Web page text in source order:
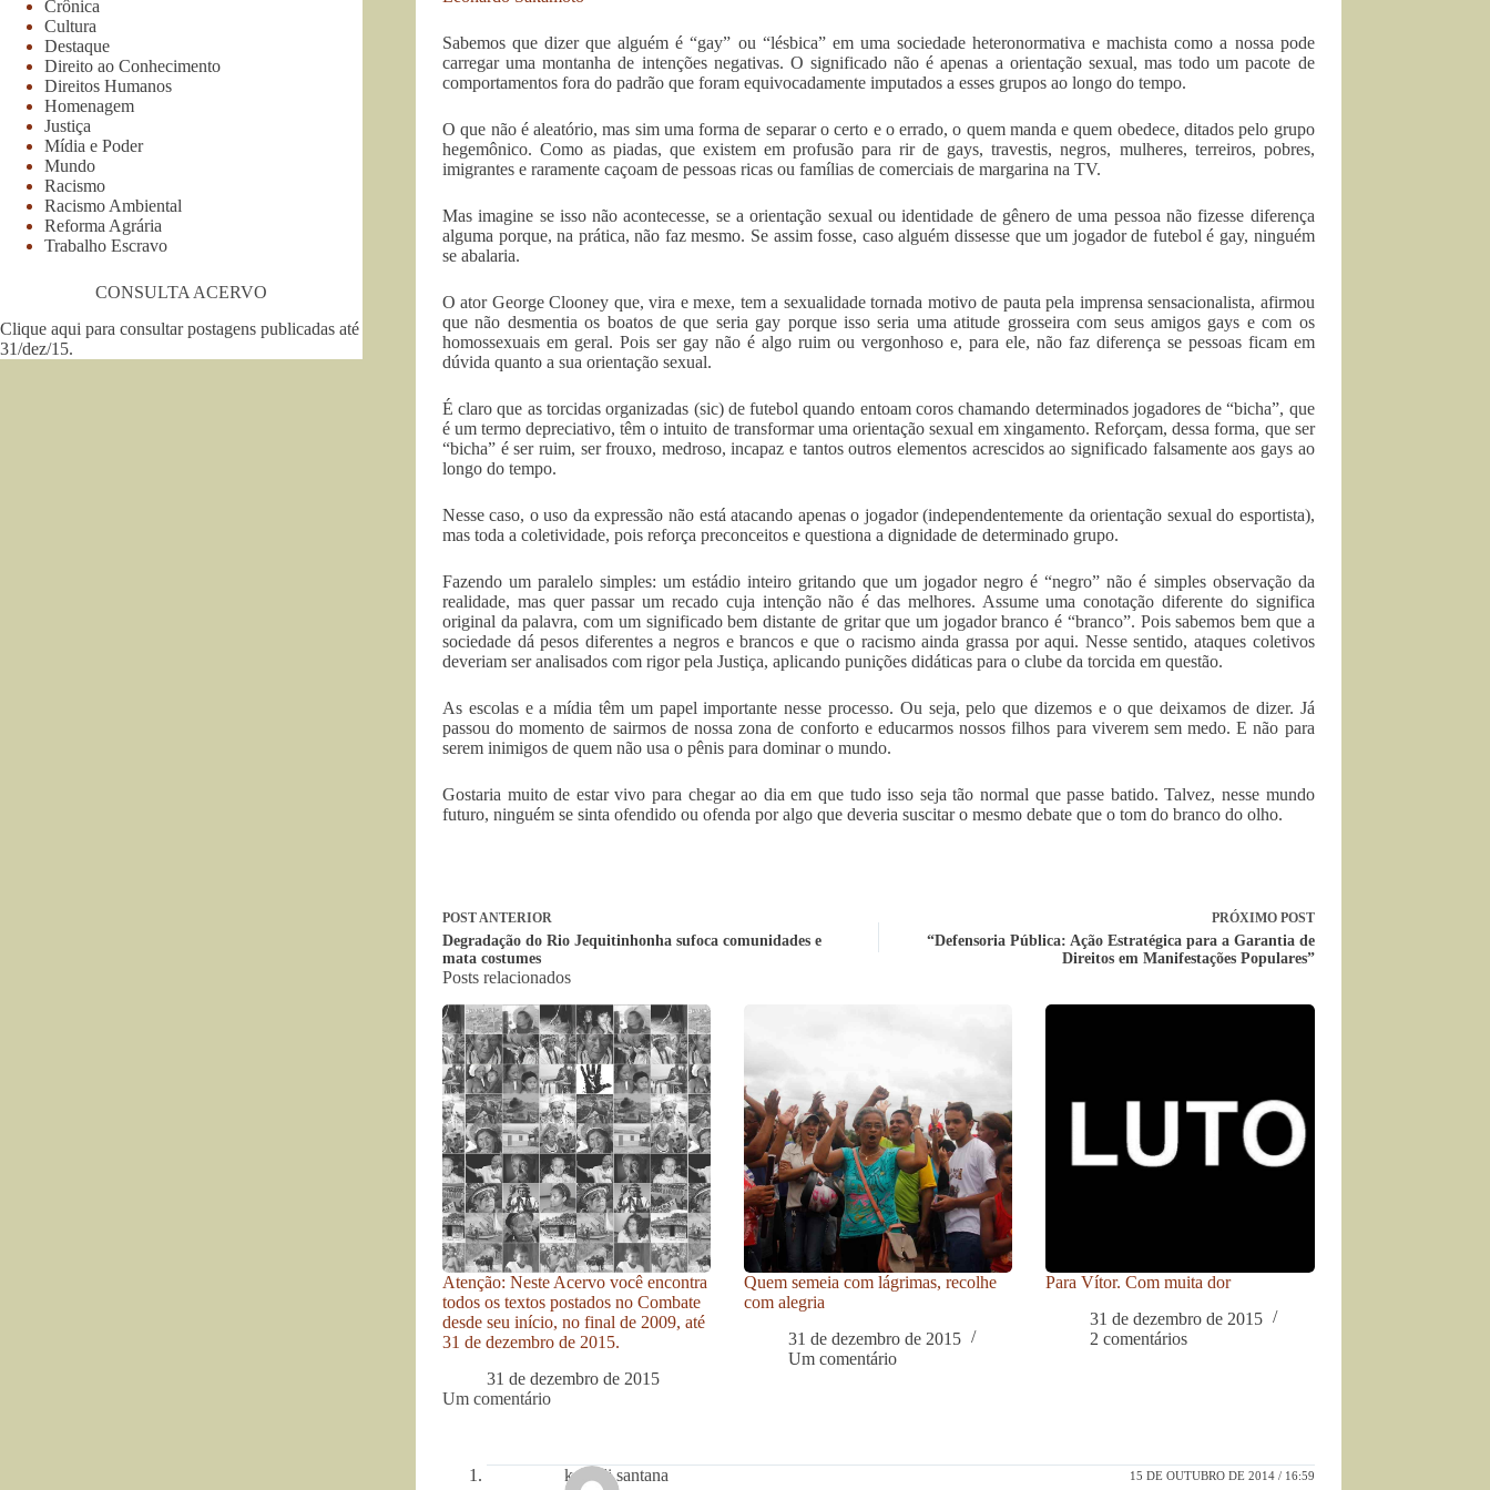
Sabemos que dizer que alguém é “gay” ou “lésbica” em uma sociedade heteronormativa e machista como a nossa pode
carregar uma montanha de intenções negativas. O significado não é apenas a orientação sexual, mas todo um pacote de
comportamentos fora do padrão que foram equivocadamente imputados a esses grupos ao longo do tempo.
O que não é aleatório, mas sim uma forma de separar o certo e o errado, o quem manda e quem obedece, ditados pelo grupo
hegemônico. Como as piadas, que existem em profusão para rir de gays, travestis, negros, mulheres, terreiros, pobres,
imigrantes e raramente caçoam de pessoas ricas ou famílias de comerciais de margarina na TV.
Mas imagine se isso não acontecesse, se a orientação sexual ou identidade de gênero de uma pessoa não fizesse diferença
alguma porque, na prática, não faz mesmo. Se assim fosse, caso alguém dissesse que um jogador de futebol é gay, ninguém
se abalaria.
O ator George Clooney que, vira e mexe, tem a sexualidade tornada motivo de pauta pela imprensa sensacionalista, afirmou
que não desmentia os boatos de que seria gay porque isso seria uma atitude grosseira com seus amigos gays e com os
homossexuais em geral. Pois ser gay não é algo ruim ou vergonhoso e, para ele, não faz diferença se pessoas ficam em
dúvida quanto a sua orientação sexual.
É claro que as torcidas organizadas (sic) de futebol quando entoam coros chamando determinados jogadores de “bicha”, que
é um termo depreciativo, têm o intuito de transformar uma orientação sexual em xingamento. Reforçam, dessa forma, que ser
“bicha” é ser ruim, ser frouxo, medroso, incapaz e tantos outros elementos acrescidos ao significado falsamente aos gays ao
longo do tempo.
Nesse caso, o uso da expressão não está atacando apenas o jogador (independentemente da orientação sexual do esportista),
mas toda a coletividade, pois reforça preconceitos e questiona a dignidade de determinado grupo.
Fazendo um paralelo simples: um estádio inteiro gritando que um jogador negro é “negro” não é simples observação da
realidade, mas quer passar um recado cuja intenção não é das melhores. Assume uma conotação diferente do significa
original da palavra, com um significado bem distante de gritar que um jogador branco é “branco”. Pois sabemos bem que a
sociedade dá pesos diferentes a negros e brancos e que o racismo ainda grassa por aqui. Nesse sentido, ataques coletivos
deveriam ser analisados com rigor pela Justiça, aplicando punições didáticas para o clube da torcida em questão.
As escolas e a mídia têm um papel importante nesse processo. Ou seja, pelo que dizemos e o que deixamos de dizer. Já
passou do momento de sairmos de nossa zona de conforto e educarmos nossos filhos para viverem sem medo. E não para
serem inimigos de quem não usa o pênis para dominar o mundo.
Gostaria muito de estar vivo para chegar ao dia em que tudo isso seja tão normal que passe batido. Talvez, nesse mundo
futuro, ninguém se sinta ofendido ou ofenda por algo que deveria suscitar o mesmo debate que o tom do branco do olho.
POSTANTERIOR
Degradação do Rio Jequitinhonha sufoca comunidades e
mata costumes
PRÓXIMO POST
“Defensoria Pública: Ação Estratégica para a Garantia de
Direitos em Manifestações Populares”
Posts relacionados
Atenção: Neste Acervo você encontra
todos os textos postados no Combate
desde seu início, no final de 2009, até
31 de dezembro de 2015.
31 de dezembro de 2015
Quem semeia com lágrimas, recolhe
com alegria
31 de dezembro de 2015
Um comentário
Para Vítor. Com muita dor
31 de dezembro de 2015
2 comentários
Um comentário
kamilli santana 15 DE OUTUBRO DE 2014 / 16:59
Crônica
Cultura
Destaque
Direito ao Conhecimento
Direitos Humanos
Homenagem
Justiça
Mídia e Poder
Mundo
Racismo
Racismo Ambiental
Reforma Agrária
Trabalho Escravo
CONSULTA ACERVO
Clique aqui para consultar postagens publicadas até
31/dez/15.